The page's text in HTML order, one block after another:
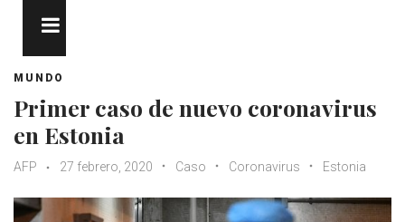
MUNDO
Primer caso de nuevo coronavirus
en Estonia
AFP 27 febrero, 2020 Caso Coronavirus Estonia